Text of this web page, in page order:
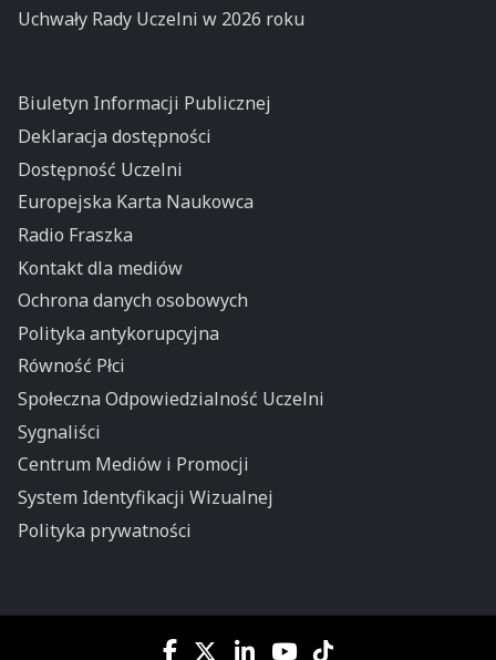
Uchwały Rady Uczelni w 2026 roku
Biuletyn Informacji Publicznej
Deklaracja dostępności
Dostępność Uczelni
Europejska Karta Naukowca
Radio Fraszka
Kontakt dla mediów
Ochrona danych osobowych
Polityka antykorupcyjna
Równość Płci
Społeczna Odpowiedzialność Uczelni
Sygnaliści
Centrum Mediów i Promocji
System Identyfikacji Wizualnej
Polityka prywatności